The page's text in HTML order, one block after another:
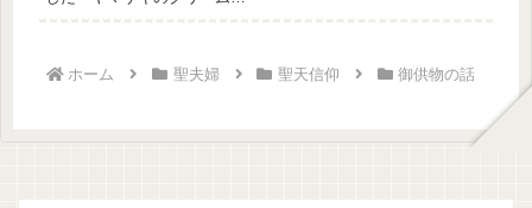
ホーム 聖夫婦 聖天信仰 御供物の話